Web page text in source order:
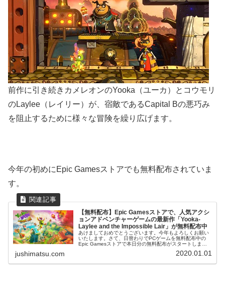
前作に引き続きカメレオンのYooka（ユーカ）とコウモリ
のLaylee（レイリー）が、宿敵であるCapital Bの悪巧み
を阻止するために様々な冒険を繰り広げます。
今年の初めにEpic Gamesストアでも無料配布されていま
す。
【無料配布】Epic Gamesストアで、人気アクシ
ョンアドベンチャーゲームの最新作「Yooka-
Laylee and the Impossible Lair」が無料配布中
あけましておめでとうございます。今年もよろしくお願い
いたします。さて、日替わりでPCゲームを無料配布中の
Epic Gamesストアで本日分の無料配布がスタートしまし
jushimatsu.com 2020.01.01